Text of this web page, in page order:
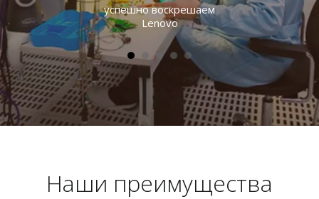
успешно воскрешаем
Lenovo
Наши преимущества